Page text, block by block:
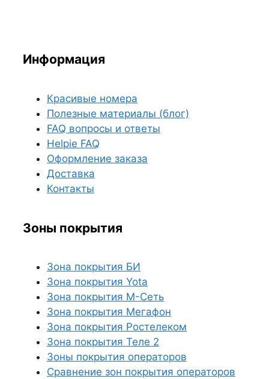
Информация
Красивые номера
Полезные материалы (блог)
FAQ вопросы и ответы
Helpie FAQ
Оформление заказа
Доставка
Контакты
Зоны покрытия
Зона покрытия БИ
Зона покрытия Yota
Зона покрытия М-Сеть
Зона покрытия Мегафон
Зона покрытия Ростелеком
Зона покрытия Теле 2
Зоны покрытия операторов
Сравнение зон покрытия операторов